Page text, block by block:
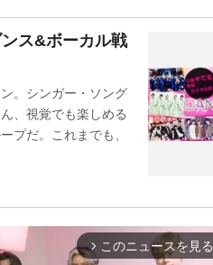
ス&ボーカル戦
。シンガー・ソング
、視覚でも楽しめる
プだ。これまでも、
arrow_forward_ios このニュースを見る